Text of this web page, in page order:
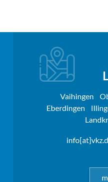
Vaihingen
Eberdingen